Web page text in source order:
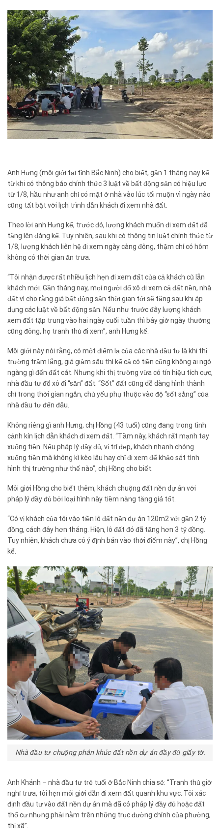
Anh Hưng (môi giới tại tỉnh Bắc Ninh) cho biết, gần 1 tháng nay kể
từ khi có thông báo chính thức 3 luật về bất động sản có hiệu lực
từ 1/8, hầu như anh chỉ có mặt ở nhà vào lúc tối muộn vì ngày nào
cũng tất bật với lịch trình dẫn khách đi xem nhà đất.
Theo lời anh Hưng kể, trước đó, lượng khách muốn đi xem đất đã
tăng lên đáng kể. Tuy nhiên, sau khi có thông tin luật chính thức từ
1/8, lượng khách liên hệ đi xem ngày càng đông, thậm chí có hôm
không có thời gian ăn trưa.
“Tôi nhận được rất nhiều lịch hẹn đi xem đất của cả khách cũ lẫn
khách mới. Gần tháng nay, mọi người đổ xô đi xem cả đất nền, nhà
đất vì cho rằng giá bất động sản thời gian tới sẽ tăng sau khi áp
dụng các luật về bất động sản. Nếu như trước đây lượng khách
xem đất tập trung vào hai ngày cuối tuần thì bây giờ ngày thường
cũng đông, họ tranh thủ đi xem”, anh Hưng kể.
Môi giới này nói rằng, có một điểm lạ của các nhà đầu tư là khi thị
trường trầm lắng, giá giảm sâu thì kể cả có tiền cũng không ai ngó
ngàng gì đến đất cát. Nhưng khi thị trường vừa có tín hiệu tích cực,
nhà đầu tư đổ xô đi “săn” đất. “Sốt” đất cũng dễ dàng hình thành
chỉ trong thời gian ngắn, chủ yếu phụ thuộc vào độ “sốt sắng” của
nhà đầu tư đến đâu.
Không riêng gì anh Hưng, chị Hồng (43 tuổi) cũng đang trong tình
cảnh kín lịch dẫn khách đi xem đất. “Tầm này, khách rất mạnh tay
xuống tiền. Nếu pháp lý đầy đủ, vị trí đẹp, khách nhanh chóng
xuống tiền mà không kì kèo lâu hay chỉ đi xem để khảo sát tình
hình thị trường như thế nào”, chị Hồng cho biết.
Môi giới Hồng cho biết thêm, khách chuộng đất nền dự án với
pháp lý đầy đủ bởi loại hình này tiềm năng tăng giá tốt.
“Có vị khách của tôi vào tiền lô đất nền dự án 120m2 với gần 2 tỷ
đồng, cách đây hơn tháng. Hiện, lô đất đó đã tăng hơn 3 tỷ đồng.
Tuy nhiên, khách chưa có ý định bán vào thời điểm này”, chị Hồng
kể.
Nhà đầu tư chuộng phân khúc đất nền dự án đầy đủ giấy tờ.
Anh Khánh – nhà đầu tư trẻ tuổi ở Bắc Ninh chia sẻ: “Tranh thủ giờ
nghỉ trưa, tôi hẹn môi giới dẫn đi xem đất quanh khu vực. Tôi xác
định đầu tư vào đất nền dự án mà đã có pháp lý đầy đủ hoặc đất
thổ cư nhưng phải nằm trên những trục đường chính của phường,
thị xã”.